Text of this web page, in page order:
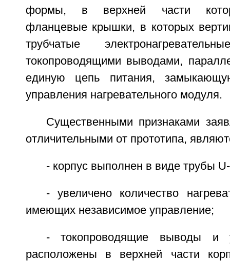
формы, в верхней части
фланцевые крышки, в которых
трубчатые
токопроводящими выводами,
единую цепь питания,
управления нагревательного модуля.
Существенными признаками
отличительными от прототипа,
- корпус выполнен в виде трубы
- увеличено количество
имеющих независимое управление;
- токопроводящие выводы и
расположены в верхней части